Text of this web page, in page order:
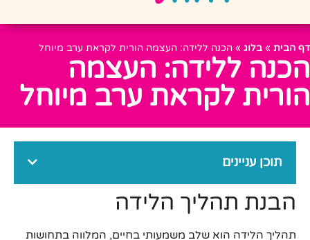
דף הבית » בלוג » הכנה ללידה: העצמה הורית לקראת ערב מיוחל
הכנה ללידה: העצמה
הורית לקראת ערב מיוחל
תוכן עניינים
הבנת תהליך הלידה
תהליך הלידה הוא שלב משמעותי בחיים, המלווה בתחושות